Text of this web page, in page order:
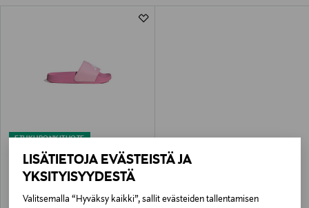
LISÄTIETOJA EVÄSTEISTÄ JA
YKSITYISYYDESTÄ
Valitsemalla “Hyväksy kaikki”, sallit evästeiden tallentamisen
ETUKUPONKITUOTE
ADIDAS SPORTSWEAR
Adilette Logo -sandaali
Original Price
28,00 €